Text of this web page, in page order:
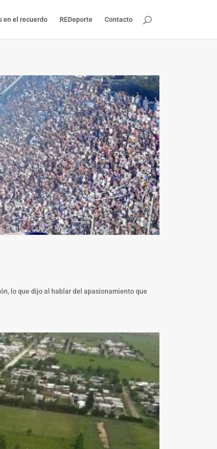
en el recuerdo REDeporte Contacto
lo que dijo al hablar del apasionamiento que